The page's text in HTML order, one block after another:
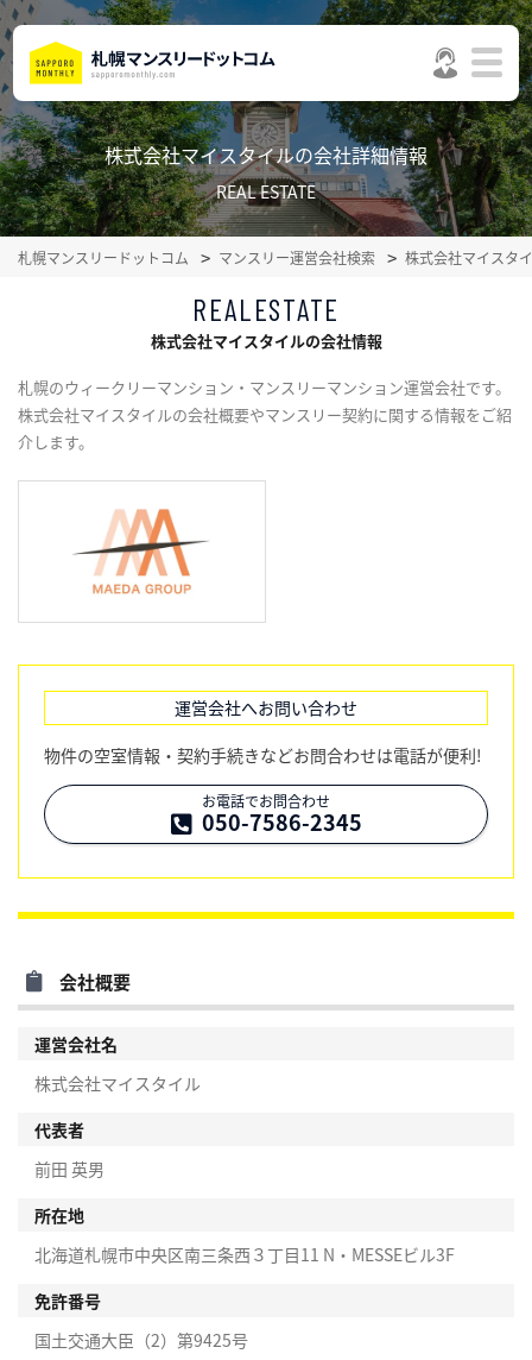
株式会社マイスタイルの会社詳細情報
REAL ESTATE
札幌マンスリードットコム マンスリー運営会社検索 株式会社マイスタ
REALESTATE
株式会社マイスタイルの会社情報
札幌のウィークリーマンション・マンスリーマンション運営会社です。
株式会社マイスタイルの会社概要やマンスリー契約に関する情報をご紹
介します。
運営会社へお問い合わせ
物件の空室情報・契約手続きなどお問合わせは電話が便利!
お電話でお問合わせ
050-7586-2345
会社概要
運営会社名
株式会社マイスタイル
代表者
前田 英男
所在地
北海道札幌市中央区南三条西３丁目11 N・MESSEビル3F
免許番号
国土交通大臣（2）第9425号